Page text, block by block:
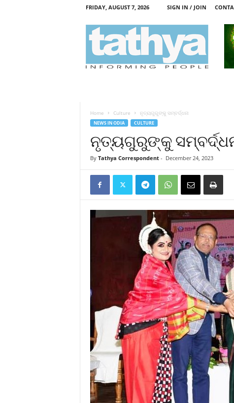
FRIDAY, AUGUST 7, 2026 SIGN IN / JOIN
Home Culture ନୃତ୍ୟଗୁରୁଙ୍କୁ ସମ୍ବର୍ଦ୍ଧନା
NEWS IN ODIA CULTURE
ନୃତ୍ୟଗୁରୁଙ୍କୁ
By Tathya Correspondent- December 24, 2023